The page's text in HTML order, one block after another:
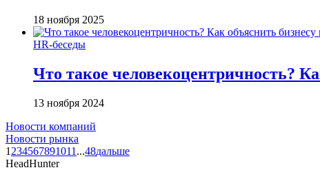
18 ноября 2025
HR-беседы
Что такое человеко­центричность?
13 ноября 2024
Новости компаний
Новости рынка
1 234567891011 ...48дальше
HeadHunter